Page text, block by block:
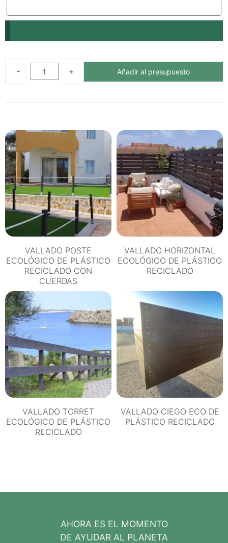
VALLADO
ECOLÓGICO
PLÁSTICO
RECICLADO
cantidad
Añadir al presupuesto
VALLADO POSTE
ECOLÓGICO DE PLÁSTICO
RECICLADO CON
CUERDAS
VALLADO HORIZONTAL
ECOLÓGICO DE PLÁSTICO
RECICLADO
VALLADO TORRET
ECOLÓGICO DE PLÁSTICO
RECICLADO
VALLADO CIEGO ECO DE
PLÁSTICO RECICLADO
AHORA ES EL MOMENTO
DE AYUDAR AL PLANETA